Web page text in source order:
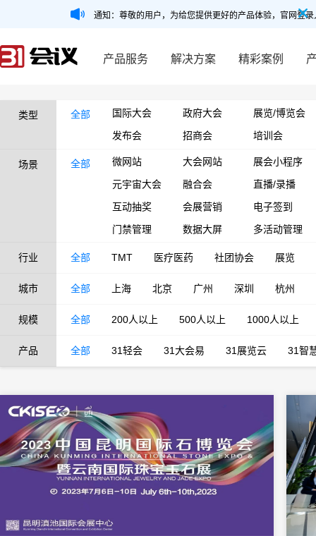
通知：尊敬的用户，为给您提供更好的产品体验，官网登
产品服务 解决方案 精彩案例
类型 全部 国际大会 政府大会
展览/博览会
发布会
招商会 培训会
场景 全部 微网站 大会网站
展会小程序
元宇宙大会
融合会
直播/录播
互动抽奖
会展营销
电子签到
门禁管理
数据大屏 多活动管理
行业 全部 TMT 医疗医药 社团协会 展览
城市 全部 上海 北京 广州 深圳 杭州
规模 全部 200人以上 500人以上 1000人以上
产品 全部 31轻会 31大会易 31展览云 31智